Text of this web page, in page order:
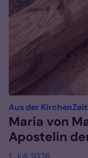
Aus der
Maria von
Apostelin